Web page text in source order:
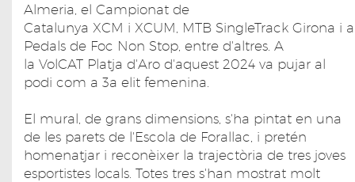
Almeria, el Campionat de
Catalunya XCM i XCUM, MTB SingleTrack Girona i a
Pedals de Foc Non Stop, entre d'altres. A
la VolCAT Platja d'Aro d'aquest 2024 va pujar al
podi com a 3a elit femenina.
El mural, de grans dimensions, s'ha pintat en una
de les parets de l'Escola de Forallac, i pretén
homenatjar i reconèixer la trajectòria de tres joves
esportistes locals. Totes tres s'han mostrat molt